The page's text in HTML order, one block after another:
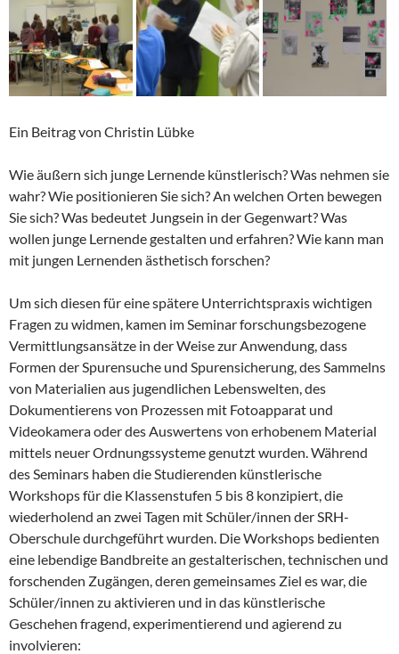
Ein Beitrag von Christin Lübke
Wie äußern sich junge Lernende künstlerisch? Was nehmen sie
wahr? Wie positionieren Sie sich? An welchen Orten bewegen
Sie sich? Was bedeutet Jungsein in der Gegenwart? Was
wollen junge Lernende gestalten und erfahren? Wie kann man
mit jungen Lernenden ästhetisch forschen?
Um sich diesen für eine spätere Unterrichtspraxis wichtigen
Fragen zu widmen, kamen im Seminar forschungsbezogene
Vermittlungsansätze in der Weise zur Anwendung, dass
Formen der Spurensuche und Spurensicherung, des Sammelns
von Materialien aus jugendlichen Lebenswelten, des
Dokumentierens von Prozessen mit Fotoapparat und
Videokamera oder des Auswertens von erhobenem Material
mittels neuer Ordnungssysteme genutzt wurden. Während
des Seminars haben die Studierenden künstlerische
Workshops für die Klassenstufen 5 bis 8 konzipiert, die
wiederholend an zwei Tagen mit Schüler/innen der SRH-
Oberschule durchgeführt wurden. Die Workshops bedienten
eine lebendige Bandbreite an gestalterischen, technischen und
forschenden Zugängen, deren gemeinsames Ziel es war, die
Schüler/innen zu aktivieren und in das künstlerische
Geschehen fragend, experimentierend und agierend zu
involvieren: